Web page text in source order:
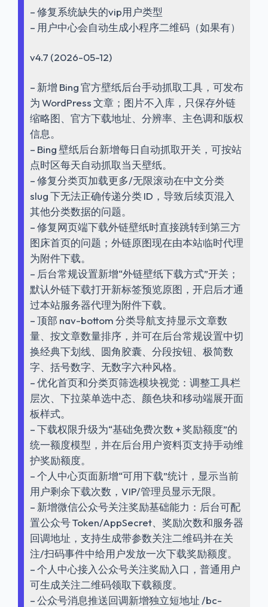
– 修复系统缺失的vip用户类型
– 用户中心会自动生成小程序二维码（如果有）
v4.7 (2026-05-12)
– 新增 Bing 官方壁纸后台手动抓取工具，可发布
为 WordPress 文章；图片不入库，只保存外链
缩略图、官方下载地址、分辨率、主色调和版权
信息。
– Bing 壁纸后台新增每日自动抓取开关，可按站
点时区每天自动抓取当天壁纸。
– 修复分类页加载更多/无限滚动在中文分类
slug 下无法正确传递分类 ID，导致后续页混入
其他分类数据的问题。
– 修复网页端下载外链壁纸时直接跳转到第三方
图床首页的问题；外链原图现在由本站临时代理
为附件下载。
– 后台常规设置新增“外链壁纸下载方式”开关；
默认外链下载打开新标签预览原图，开启后才通
过本站服务器代理为附件下载。
– 顶部 nav-bottom 分类导航支持显示文章数
量、按文章数量排序，并可在后台常规设置中切
换经典下划线、圆角胶囊、分段按钮、极简数
字、括号数字、无数字六种风格。
– 优化首页和分类页筛选模块视觉：调整工具栏
层次、下拉菜单选中态、颜色块和移动端展开面
板样式。
– 下载权限升级为“基础免费次数 + 奖励额度”的
统一额度模型，并在后台用户资料页支持手动维
护奖励额度。
– 个人中心页面新增“可用下载”统计，显示当前
用户剩余下载次数，VIP/管理员显示无限。
– 新增微信公众号关注奖励基础能力：后台可配
置公众号 Token/AppSecret、奖励次数和服务器
回调地址，支持生成带参数关注二维码并在关
注/扫码事件中给用户发放一次下载奖励额度。
– 个人中心接入公众号关注奖励入口，普通用户
可生成关注二维码领取下载额度。
– 公众号消息推送回调新增独立短地址 /bc-